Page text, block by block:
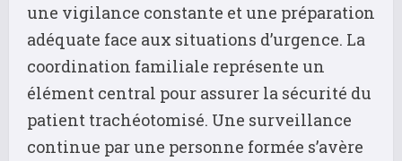
une vigilance constante et une préparation
adéquate face aux situations d’urgence. La
coordination familiale représente un
élément central pour assurer la sécurité du
patient trachéotomisé. Une surveillance
continue par une personne formée s’avère